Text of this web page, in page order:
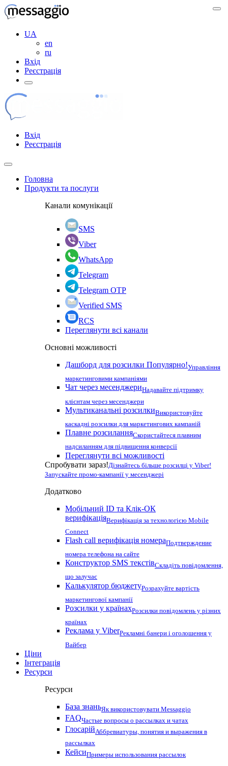
UA
en
ru
Вхід
Реєстрація
Вхід
Реєстрація
Головна
Продукти та послуги
Канали комунікації
SMS
Viber
WhatsApp
Telegram
Telegram OTP
Verified SMS
RCS
Переглянути всі канали
Основні можливості
Дашборд для розсилки Популярно!Управління
маркетинговими кампаніями
Чат через месенджериНадавайте підтримку
клієнтам через месенджери
Мультиканальні розсилкиВикористовуйте
каскадні розсилки для маркетингових кампаній
Плавне розсиланняСкористайтеся плавним
надсиланням для підвищення конверсії
Переглянути всі можливості
Спробувати зараз!Дізнайтесь більше розсилці у Viber!
Запускайте промо-кампанії у месенджері
Додатково
Мобільний ID та Клік-ОК
верифікаціяВерифікація за технологією Mobile
Connect
Flash call верифікація номераПодтверждение
номера телефона на сайте
Конструктор SMS текстівСкладіть повідомлення,
що залучає
Калькулятор бюджетуРозрахуйте вартість
маркетингової кампанії
Розсилки у країнахРозсилки повідомлень у різних
країнах
Реклама у ViberРекламні банери і оголошення у
Вайбер
Ціни
Інтеграція
Ресурси
Ресурси
База знаньЯк використовувати Messaggio
FAQЧастые вопросы о рассылках и чатах
ГлосарійАббревиатуры, понятия и выражения в
рассылках
КейсиПримеры использования рассылок